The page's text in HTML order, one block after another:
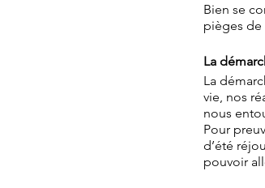
Bien se
pièges de
La
La
vie, nos
nous
Pour
d’été
pouvoir